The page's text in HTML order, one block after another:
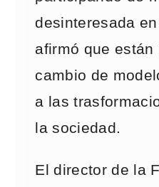
desinteresada
afirmó que están
cambio de
a las
la sociedad.
El director de la